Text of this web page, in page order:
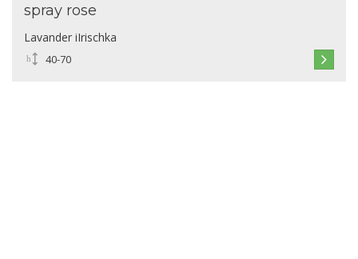
spray rose
Lavander iIrischka
40-70